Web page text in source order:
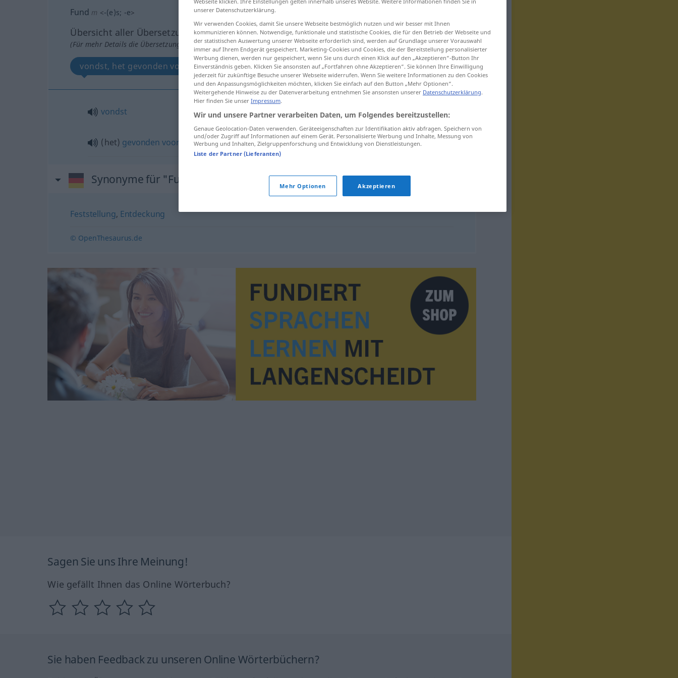
Fund m <-(e)s; -e>
Übersicht aller Übersetzungen
(Für mehr Details die Übersetzung anklicken/antippen)
vondst, het gevonden voorwerp
vondst Fund
(het) gevonden voorwerp FundFundsache
Synonyme für "Fund"
Feststellung, Entdeckung
© OpenThesaurus.de
Sagen Sie uns Ihre Meinung!
Wie gefällt Ihnen das Online Wörterbuch?
Sie haben Feedback zu unseren Online Wörterbüchern?
unserer Datenschutzerklärung.
Wir verwenden Cookies, damit Sie unsere Webseite bestmöglich nutzen und wir besser mit Ihnen
kommunizieren können. Notwendige, funktionale und statistische Cookies, die für den Betrieb der Webseite und
der statistischen Auswertung unserer Webseite erforderlich sind, werden auf Grundlage unserer Vorauswahl
immer auf Ihrem Endgerät gespeichert. Marketing-Cookies und Cookies, die der Bereitstellung personalisierter
Werbung dienen, werden nur gespeichert, wenn Sie uns durch einen Klick auf den „Akzeptieren“-Button Ihr
Einverständnis geben. Klicken Sie ansonsten auf „Fortfahren ohne Akzeptieren“. Sie können Ihre Einwilligung
jederzeit für zukünftige Besuche unserer Webseite widerrufen. Wenn Sie weitere Informationen zu den Cookies
und den Anpassungsmöglichkeiten möchten, klicken Sie einfach auf den Button „Mehr Optionen“.
Weitergehende Hinweise zu der Datenverarbeitung entnehmen Sie ansonsten unserer Datenschutzerklärung.
Hier finden Sie unser Impressum.
Wir und unsere Partner verarbeiten Daten, um Folgendes bereitzustellen:
Genaue Geolocation-Daten verwenden. Geräteeigenschaften zur Identifikation aktiv abfragen. Speichern von
und/oder Zugriff auf Informationen auf einem Gerät. Personalisierte Werbung und Inhalte, Messung von
Werbung und Inhalten, Zielgruppenforschung und Entwicklung von Dienstleistungen.
Liste der Partner (Lieferanten)
Mehr Optionen Akzeptieren